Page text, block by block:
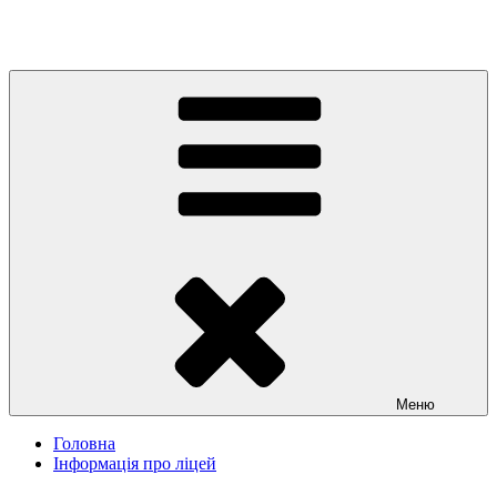
Меню
Головна
Інформація про ліцей